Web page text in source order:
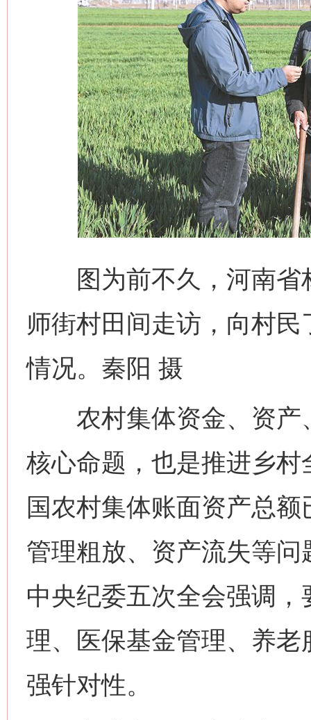
图为前不久，河南省
师街村田间走访，向村
情况。秦阳 摄
农村集体资金、资产
核心命题，也是推进乡
国农村集体账面资产总
管理粗放、资产流失等
中央纪委五次全会强调，
理、医保基金管理、养
强针对性。